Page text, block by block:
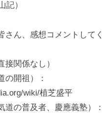
記）
さん、感想コメントして
接関係なし）
の開祖）：
wiki/植芝盛平
道の普及者、慶應義塾）：